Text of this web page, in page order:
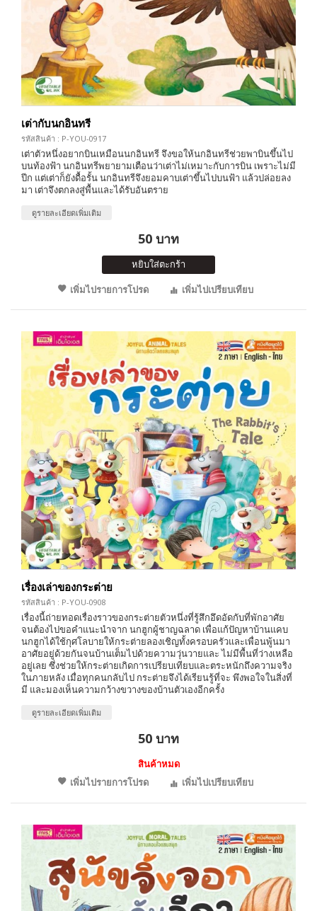
เต่ากับนกอินทรี
รหัสสินค้า : P-YOU-0917
เต่าตัวหนึ่งอยากบินเหมือนนกอินทรี จึงขอให้นกอินทรีช่วยพาบินขึ้นไป
บนท้องฟ้า นกอินทรีพยายามเตือนว่าเต่าไม่เหมาะกับการบิน เพราะไม่มี
ปีก แต่เต่าก็ยังดื้อรั้น นกอินทรีจึงยอมคาบเต่าขึ้นไปบนฟ้า แล้วปล่อยลง
มา เต่าจึงตกลงสู่พื้นและได้รับอันตราย
ดูรายละเอียดเพิ่มเติม
50 บาท
หยิบใส่ตะกร้า
เพิ่มไปรายการโปรด
เพิ่มไปเปรียบเทียบ
เรื่องเล่าของกระต่าย
รหัสสินค้า : P-YOU-0908
เรื่องนี้ถ่ายทอดเรื่องราวของกระต่ายตัวหนึ่งที่รู้สึกอึดอัดกับที่พักอาศัย
จนต้องไปขอคำแนะนำจาก นกฮูกผู้ชาญฉลาด เพื่อแก้ปัญหาบ้านแคบ
นกฮูกได้ใช้กุศโลบายให้กระต่ายลองเชิญทั้งครอบครัวและเพื่อนพู้นมา
อาศัยอยู่ด้วยกันจนบ้านเต็มไปด้วยความวุ่นวายและ ไม่มีพื้นที่ว่างเหลือ
อยู่เลย ซึ่งช่วยให้กระต่ายเกิดการเปรียบเทียบและตระหนักถึงความจริง
ในภายหลัง เมื่อทุกคนกลับไป กระต่ายจึงได้เรียนรู้ที่จะ พึงพอใจในสิ่งที่
มี และมองเห็นความกว้างขวางของบ้านตัวเองอีกครั้ง
ดูรายละเอียดเพิ่มเติม
50 บาท
สินค้าหมด
เพิ่มไปรายการโปรด
เพิ่มไปเปรียบเทียบ